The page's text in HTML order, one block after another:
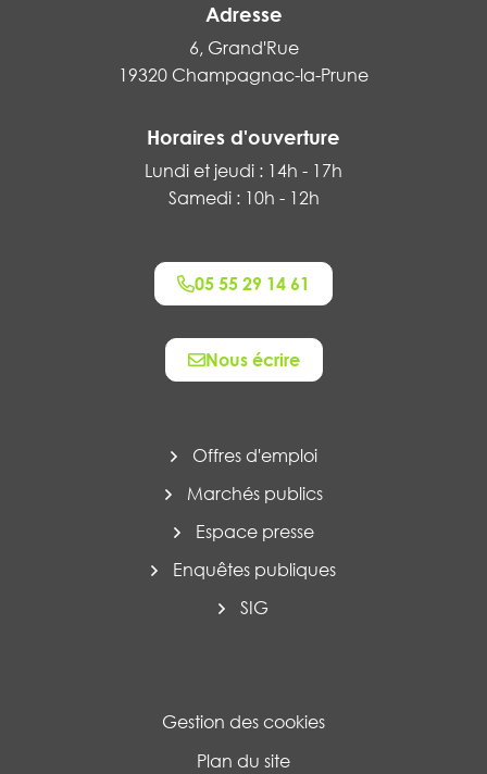
Adresse
6, Grand'Rue
19320 Champagnac-la-Prune
Horaires d'ouverture
Lundi et jeudi : 14h - 17h
Samedi : 10h - 12h
05 55 29 14 61
Nous écrire
Offres d'emploi
Marchés publics
Espace presse
Enquêtes publiques
SIG
Gestion des cookies
Plan du site